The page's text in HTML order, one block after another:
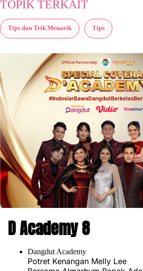
TOPIK TERKAIT
Tips dan Trik Menarik Tips
D Academy 8
Dangdut Academy
Potret Kenangan Melly Lee